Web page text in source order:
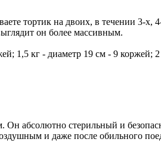
тортик на двоих, в течении 3-х,
он более массивным.
1,5 кг - диаметр 19 см - 9 коржей;
Он абсолютно стерильный и
и даже после обильного